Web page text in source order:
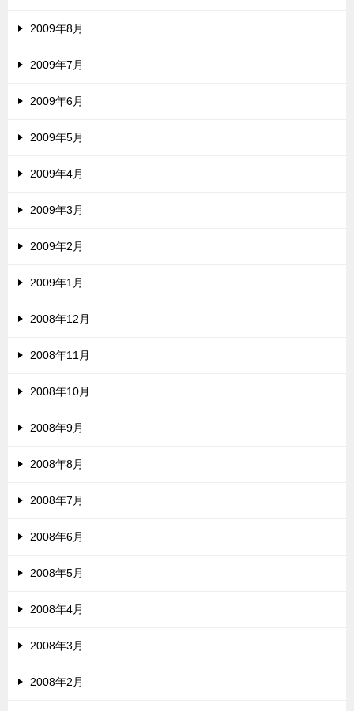
2009年8月
2009年7月
2009年6月
2009年5月
2009年4月
2009年3月
2009年2月
2009年1月
2008年12月
2008年11月
2008年10月
2008年9月
2008年8月
2008年7月
2008年6月
2008年5月
2008年4月
2008年3月
2008年2月